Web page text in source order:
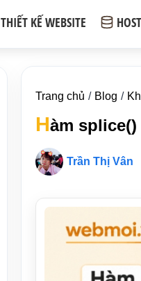
THIẾT KẾ WEBSITE
Trang chủ Blog
Hàm
Trần Thị Vân